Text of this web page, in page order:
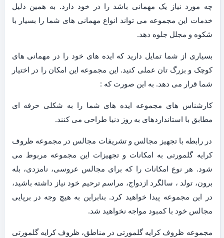
چه مورد نیاز یک مهمانی باشد را در خود دارد. به همین دلیل
خدمات این مجموعه می تواند انواع مهمانی های شما را بسیار با
شکوه و مجلل جلوه دهد.
بسیاری از شما تمایل دارید که ایده های خود را در مهمانی های
کوچک و بزرگ تان عملی کنید. این مجموعه این امکان را در اختیار
شما قرار می دهد. به این صورت که :
کارشناس های مجموعه ایده های شما را به شکلی حرفه ای
مطابق با استانداردهای به روز دنیا طراحی می کنند.
در رابطه با تجهیز مجالس و تشریفات مجالس در مجموعه ظروف
کرایه گلمورتی به امکانات و تجهیزات این مجموعه مربوط می
شود. هر نوع امکانات را که برای مجالس عروسی، نامزدی، بله
برون، تولد ، سالگرد ازدواج، مراسم ترحیم خود نیاز داشته باشید،
در این مجموعه پیدا خواهید کرد. بنابراین به هیچ وجه در برپایی
مجالس خود با کمبود مواجه نخواهید شد.
مجموعه ظروف کرایه گلمورتی در مناطق، ظروف کرایه گلمورتی